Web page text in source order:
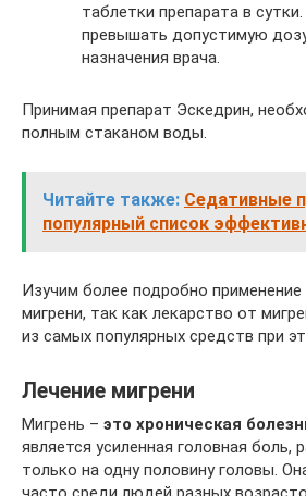
таблетки препарата в
превышать допустимую
назначения врача.
Принимая препарат Эскедрин,
полным стаканом воды.
Читайте также: Седативные
популярный список
Изучим более подробно применение
мигрени, так как лекарство от
из самых популярных средств при
Лечение мигрени
Мигрень – это хроническая
является усиленная головная боль,
только на одну половину головы.